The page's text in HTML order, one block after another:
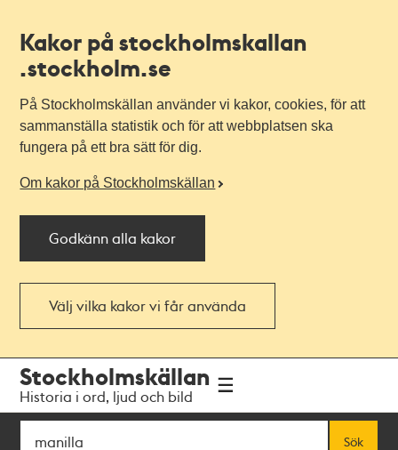
Kakor på stockholmskallan
.stockholm.se
På Stockholmskällan använder vi kakor, cookies, för att
sammanställa statistik och för att webbplatsen ska
fungera på ett bra sätt för dig.
Om kakor på Stockholmskällan
Godkänn alla kakor
Välj vilka kakor vi får använda
navigationen
huvudinnehållet
Stockholmskällan
Historia i ord, ljud och bild
Sök
Sök